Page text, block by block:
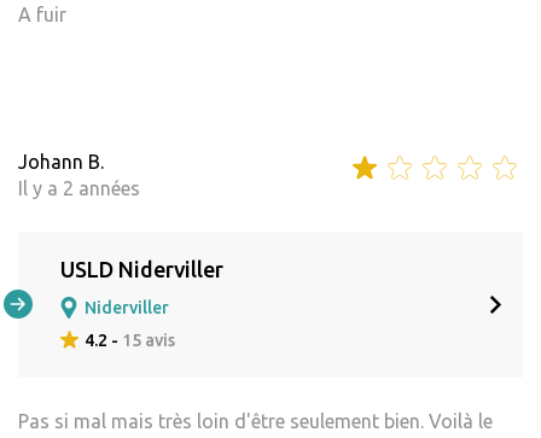
A fuir
Johann B.
Il y a 2 années
USLD Niderviller
Niderviller
4.2 - 15 avis
Pas si mal mais très loin d'être seulement bien. Voilà le